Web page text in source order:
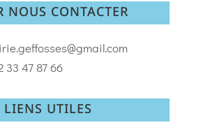
NOUS CONTACTER
33 47 87 66
LIENS UTILES